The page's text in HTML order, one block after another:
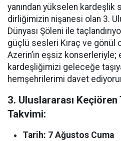
yanından yükselen kardeşlik
dirliğimizin nişanesi olan 3.
Dünyası Şöleni ile
güçlü sesleri Kıraç ve gönül
Azerin’in eşsiz
kardeşliğimizi geleceğe
hemşehrilerimi davet
3. Uluslararası Keçiören
Takvimi:
Tarih: 7 Ağustos Cuma